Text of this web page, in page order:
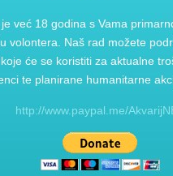
već 18 godina s Vama
volontera. Naš rad možete
će se koristiti za aktualne
te planirane humanitarne
http://www.paypal.me/